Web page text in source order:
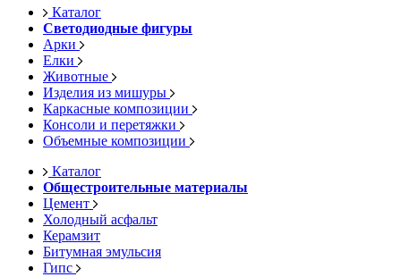
Каталог
Светодиодные фигуры
Арки
Елки
Животные
Изделия из мишуры
Каркасные композиции
Консоли и перетяжки
Объемные композиции
Каталог
Общестроительные материалы
Цемент
Холодный асфальт
Керамзит
Битумная эмульсия
Гипс